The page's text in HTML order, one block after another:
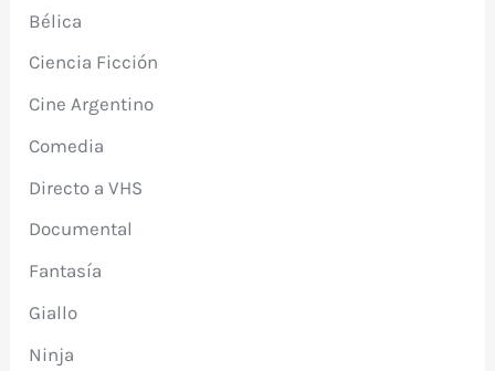
Bélica
Ciencia Ficción
Cine Argentino
Comedia
Directo a VHS
Documental
Fantasía
Giallo
Ninja